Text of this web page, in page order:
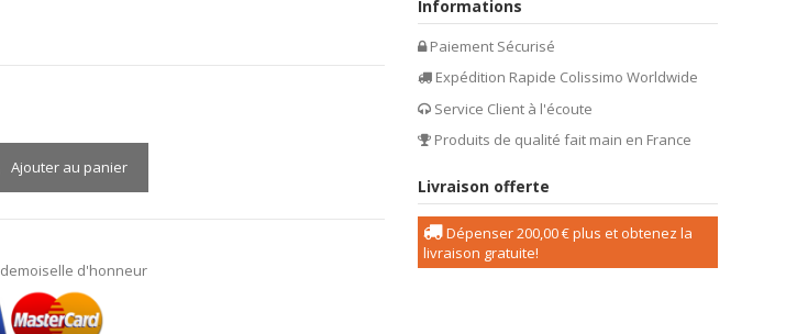
Ajouter au panier
demoiselle d'honneur
Informations
Paiement Sécurisé
Expédition Rapide Colissimo Worldwide
Service Client à l'écoute
Produits de qualité fait main en France
Livraison offerte
Dépenser200,00 €plus et obtenez la
livraison gratuite!